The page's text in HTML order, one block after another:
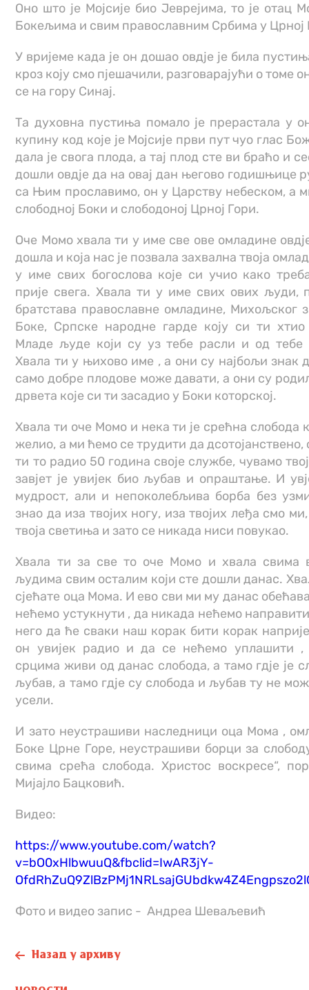
Оно што је Мојсије био Јеврејима, то је отац
Бокељима и свим православним Србима у Црној
У вријеме када је он дошао овдје је била
кроз коју смо пјешачили, разговарајући о томе
се на гору Синај.
Та духовна пустиња помало је прерастала у
купину код које је Мојсије први пут чуо глас
дала је свога плода, а тај плод сте ви браћо и
дошли овдје да на овај дан његово годишњице
са Њим прославимо, он у Царству небеском, а
слободној Боки и слободоној Црној Гори.
Оче Момо хвала ти у име све ове омладине овдје
дошла и која нас је позвала захвална твоја
у име свих богослова које си учио како
прије свега. Хвала ти у име свих ових људи,
братстава православне омладине, Михољског
Боке, Српске народне гарде коју си ти
Младе људе који су уз тебе расли и од тебе
Хвала ти у њихово име , а они су најбољи знак
само добре плодове може давати, а они су
дрвета које си ти засадио у Боки которској.
Хвала ти оче Момо и нека ти је срећна слобода
желио, а ми ћемо се трудити да дсотојанствено,
ти то радио 50 година своје службе, чувамо твој
завјет је увијек био љубав и опраштање. И
мудрост, али и непоколебљива борба без
знао да иза твојих ногу, иза твојих леђа смо ми,
твоја светиња и зато се никада ниси повукао.
Хвала ти за све то оче Момо и хвала свима
људима свим осталим који сте дошли данас.
сјећате оца Мома. И ево сви ми му данас
нећемо устукнути , да никада нећемо
него да ће сваки наш корак бити корак
он увијек радио и да се нећемо уплашити
срцима живи од данас слобода, а тамо гдје је
љубав, а тамо гдје су слобода и љубав ту не
усели.
И зато неустрашиви наследници оца Мома ,
Боке Црне Горе, неустрашиви борци за
свима срећа слобода. Христос воскресе“,
Мијајло Бацковић.
Видео:
https://www.youtube.com/watch?
v=bO0xHlbwuuQ&fbclid=IwAR3jY-
Фото и видео запис - Андреа Шеваљевић
Назад у архиву